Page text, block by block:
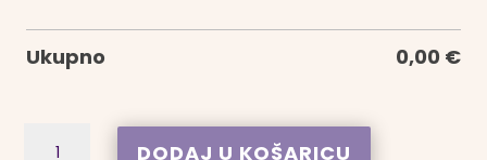
Ukupno 0,00 €
DODAJ U KOŠARICU